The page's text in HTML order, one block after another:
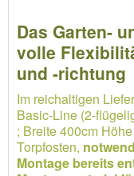
Das Garten-
volle
und -richtung
Im reichaltigen
Basic-Line (2-
; Breite 400cm
Torpfosten,
Montage bereits